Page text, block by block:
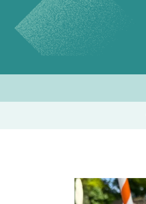
Overslaan naar inhoud